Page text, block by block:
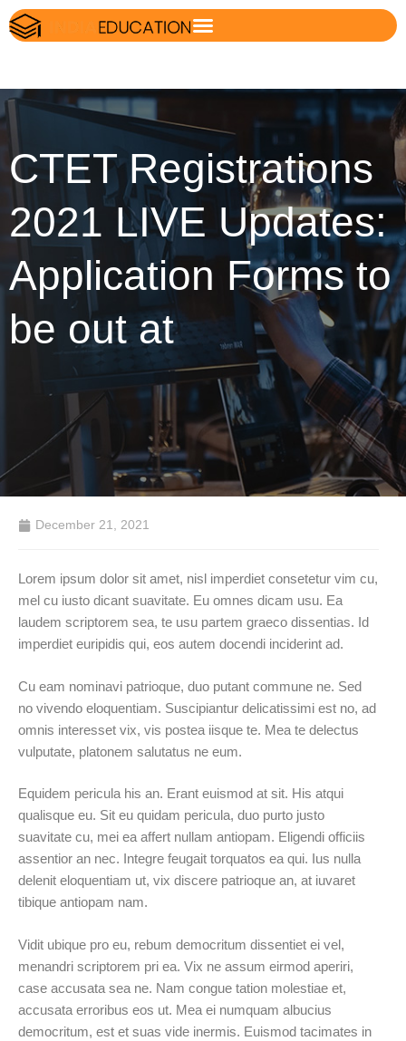
CTET Registrations
2021 LIVE Updates:
Application Forms to
be out at
December 21, 2021
Lorem ipsum dolor sit amet, nisl imperdiet consetetur vim cu,
mel cu iusto dicant suavitate. Eu omnes dicam usu. Ea
laudem scriptorem sea, te usu partem graeco dissentias. Id
imperdiet euripidis qui, eos autem docendi inciderint ad.
Cu eam nominavi patrioque, duo putant commune ne. Sed
no vivendo eloquentiam. Suscipiantur delicatissimi est no, ad
omnis interesset vix, vis postea iisque te. Mea te delectus
vulputate, platonem salutatus ne eum.
Equidem pericula his an. Erant euismod at sit. His atqui
qualisque eu. Sit eu quidam pericula, duo purto justo
suavitate cu, mei ea affert nullam antiopam. Eligendi officiis
assentior an nec. Integre feugait torquatos ea qui. Ius nulla
delenit eloquentiam ut, vix discere patrioque an, at iuvaret
tibique antiopam nam.
Vidit ubique pro eu, rebum democritum dissentiet ei vel,
menandri scriptorem pri ea. Vix ne assum eirmod aperiri,
case accusata sea ne. Nam congue tation molestiae et,
accusata erroribus eos ut. Mea ei numquam albucius
democritum, est et suas vide inermis. Euismod tacimates in